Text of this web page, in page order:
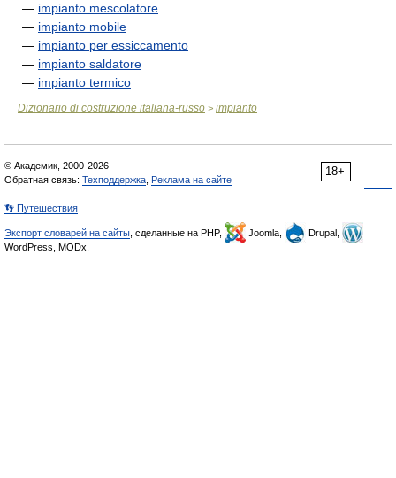
— impianto mescolatore
— impianto mobile
— impianto per essiccamento
— impianto saldatore
— impianto termico
Dizionario di costruzione italiana-russo > impianto
18+
© Академик, 2000-2026
Обратная связь: Техподдержка Реклама на сайте
👣 Путешествия
Экспорт словарей на сайты , сделанные на PHP, Joomla,
Drupal,
WordPress, MODx.